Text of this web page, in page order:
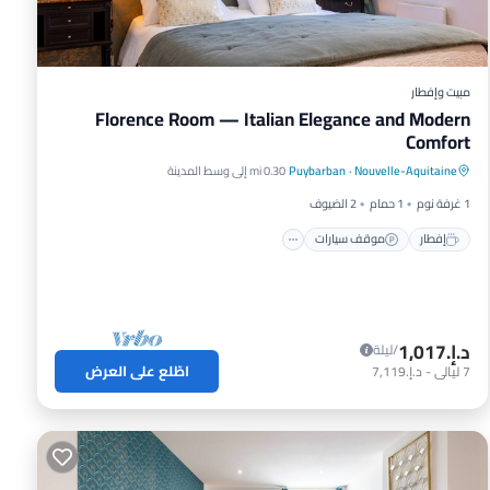
مبيت وإفطار
Florence Room — Italian Elegance and Modern
Comfort
Nouvelle-Aquitaine
·
Puybarban0.30 mi إلى وسط المدينة
1 غرفة نوم
1 حمام
2 الضيوف
إفطار
موقف سيارات
شرفة / تراس
د.إ.‏1,017
/ليلة
7ليالي- د.إ.‏7,119 اطّلع على العرض